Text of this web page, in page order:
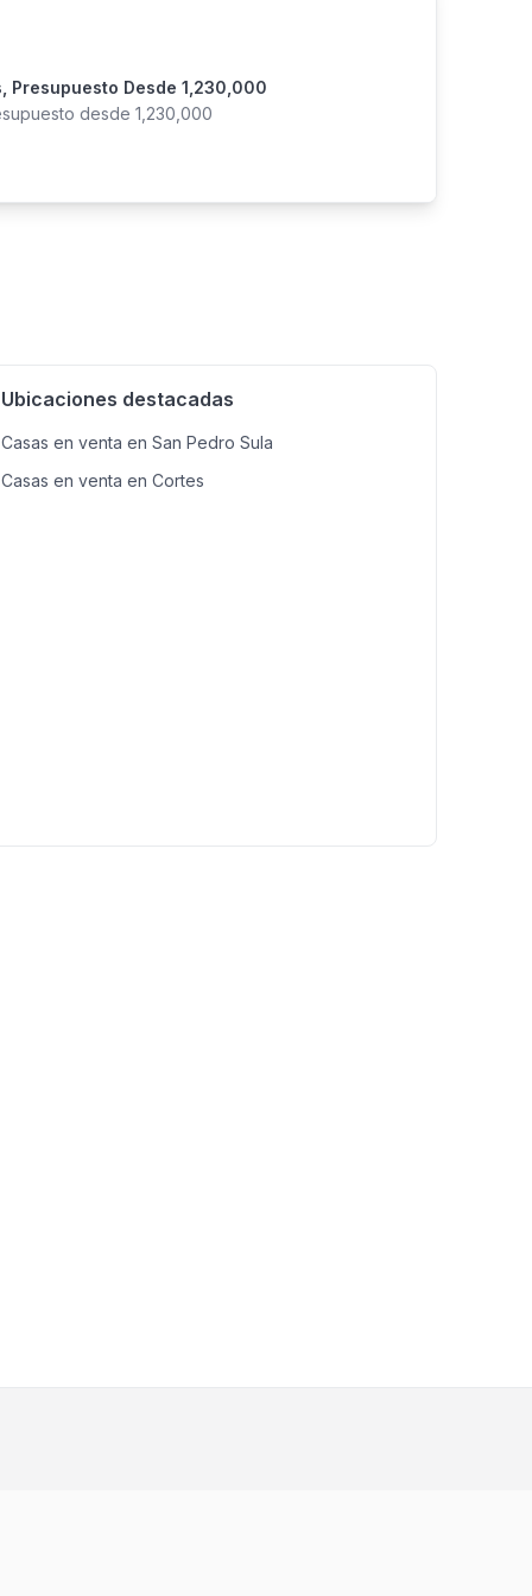
Presupuesto Desde 1,230,000
desde 1,230,000
Ubicaciones destacadas
Casas en venta en San Pedro Sula
Casas en venta en Cortes